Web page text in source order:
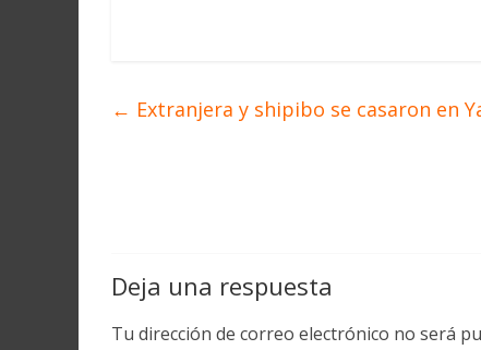
← Extranjera y shipibo se casaron en
Deja una respuesta
Tu dirección de correo electrónico no será